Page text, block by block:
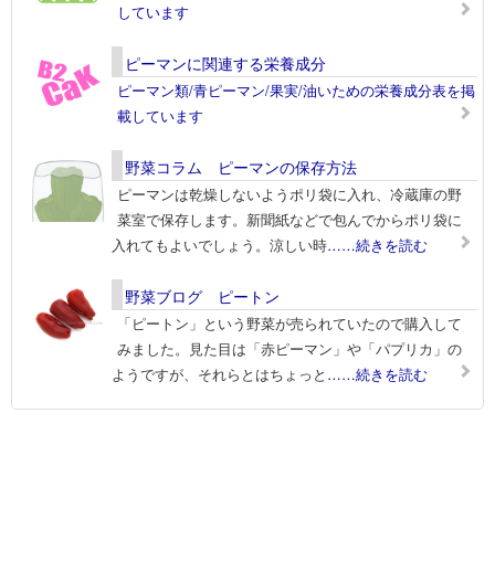
しています
ピーマンに関連する栄養成分
ピーマン類/青ピーマン/果実/油いための栄養成分表を掲
載しています
野菜コラム ピーマンの保存方法
ピーマンは乾燥しないようポリ袋に入れ、冷蔵庫の野
菜室で保存します。新聞紙などで包んでからポリ袋に
入れてもよいでしょう。涼しい時……続きを読む
野菜ブログ ピートン
「ピートン」という野菜が売られていたので購入して
みました。見た目は「赤ピーマン」や「パプリカ」の
ようですが、それらとはちょっと ……続きを読む